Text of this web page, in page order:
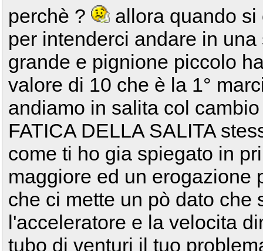
perchè ?
allora quando si
per intenderci andare in
grande e pignione piccolo
valore di 10 che è la 1°
andiamo in salita col
FATICA DELLA SALITA
come ti ho gia spiegato in
maggiore ed un erogazione
che ci mette un pò dato che
l'acceleratore e la velocita
tubo di venturi il tuo